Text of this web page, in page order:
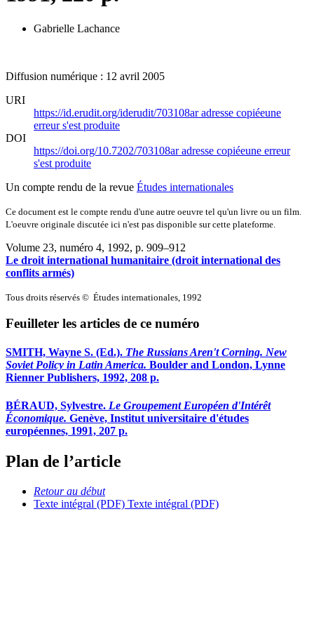
Gabrielle Lachance
Diffusion numérique : 12 avril 2005
URI
https://id.erudit.org/iderudit/703108aradresse copiéeune
erreur s'est produite
DOI
https://doi.org/10.7202/703108aradresse copiéeune erreur
s'est produite
Un compte rendu de la revue Études internationales
Ce document est le compte rendu d'une autre oeuvre tel qu'un livre ou un film.
L'oeuvre originale discutée ici n'est pas disponible sur cette plateforme.
Volume 23, numéro 4, 1992, p. 909–912
Le droit international humanitaire (droit international des
conflits armés)
Tous droits réservés © Études internationales, 1992
Feuilleter les articles de ce numéro
SMITH, Wayne S. (Ed.). The Russians Aren't Corning. New
Soviet Policy in Latin America. Boulder and London, Lynne
Rienner Publishers, 1992, 208 p.
BÉRAUD, Sylvestre. Le Groupement Européen d'Intérêt
Économique. Genève, Institut universitaire d'études
européennes, 1991, 207 p.
Plan de l’article
Retour au début
Texte intégral (PDF) Texte intégral (PDF)